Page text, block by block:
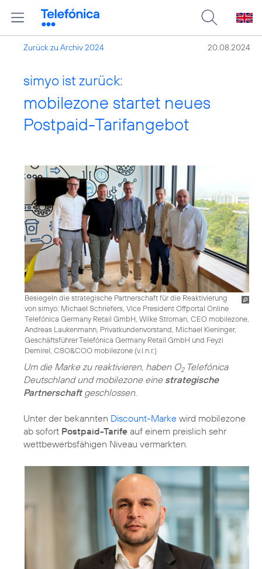
Zurück zu Archiv 2024 20.08.2024
simyo ist zurück:
mobilezone startet neues
Postpaid-Tarifangebot
Besiegeln die strategische Partnerschaft für die Reaktivierung
von simyo: Michael Schriefers, Vice President Offportal Online
Telefónica Germany Retail GmbH, Wilke Stroman, CEO mobilezone,
Andreas Laukenmann, Privatkundenvorstand, Michael Kieninger,
Geschäftsführer Telefónica Germany Retail GmbH und Feyzi
Demirel, CSO&COO mobilezone (v.l.n.r.)
Um die Marke zu reaktivieren, haben O2Telefónica
Deutschland und mobilezone eine strategische
Partnerschaftgeschlossen.
Unter der bekannten Discount-Marke wird mobilezone
ab sofort Postpaid-Tarife auf einem preislich sehr
wettbewerbsfähigen Niveau vermarkten.